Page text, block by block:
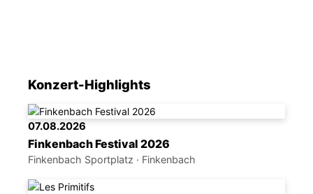
Konzert-Highlights
07.08.2026
Finkenbach Festival 2026
Finkenbach Sportplatz · Finkenbach